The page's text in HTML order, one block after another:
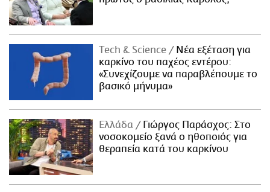
Τech & Science
Νέα εξέταση για
καρκίνο του παχέος εντέρου:
«Συνεχίζουμε να παραβλέπουμε το
βασικό μήνυμα»
Ελλάδα
Γιώργος Παράσχος: Στο
νοσοκομείο ξανά ο ηθοποιός για
θεραπεία κατά του καρκίνου